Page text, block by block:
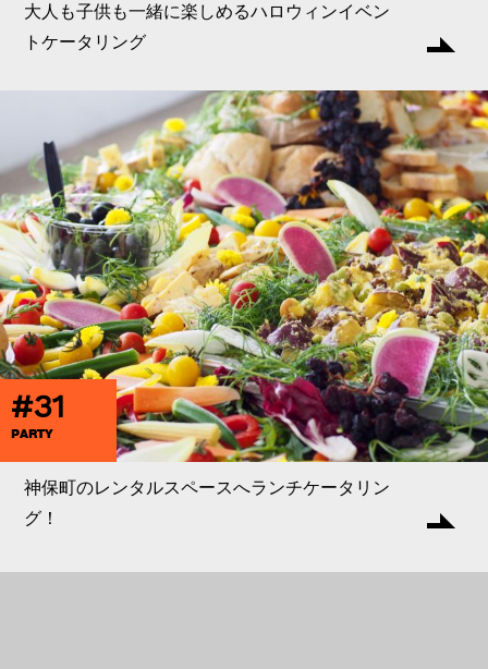
大人も子供も一緒に楽しめるハロウィンイベン
トケータリング
#31
PARTY
神保町のレンタルスペースへランチケータリン
グ！